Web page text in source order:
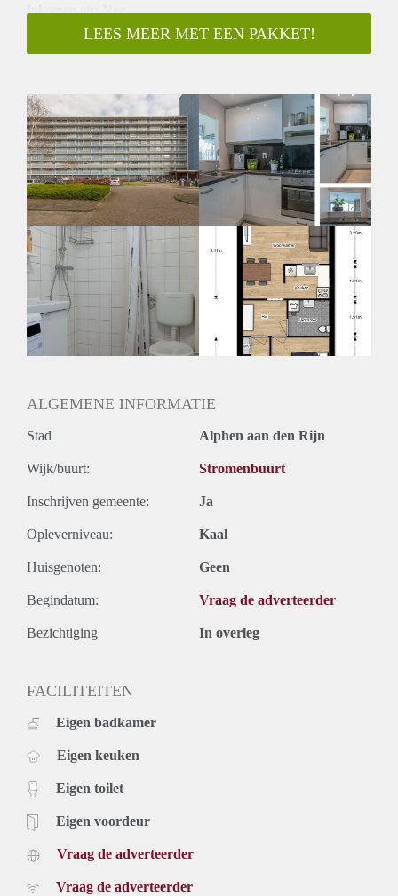
Inkomen eis: Nee
Garantiestelling mogelijk: Nee
Borg: 1 Maand
Huisdieren toegestaan: Afhankelijk van de Eigenaar
Huurtoeslag grens: Ja
Geschikt voor studenten: Afhankelijk van de Eigenaar
LEES MEER MET EEN PAKKET!
ALGEMENE INFORMATIE
Stad Alphen aan den Rijn
Wijk/buurt: Stromenbuurt
Inschrijven gemeente: Ja
Opleverniveau: Kaal
Huisgenoten: Geen
Begindatum: Vraag de adverteerder
Bezichtiging In overleg
FACILITEITEN
Eigen badkamer
Eigen keuken
Eigen toilet
Eigen voordeur
Vraag de adverteerder
Vraag de adverteerder